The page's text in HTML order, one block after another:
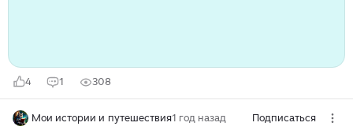
4 1 308
Мои истории и путешествия1 год назад Подписаться